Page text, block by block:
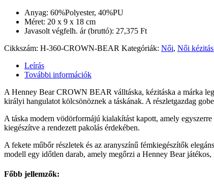
Anyag: 60%Polyester, 40%PU
Méret: 20 x 9 x 18 cm
Javasolt végfelh. ár (bruttó): 27,375 Ft
Cikkszám: H-360-CROWN-BEAR Kategóriák: Női, Női
Leírás
További információk
A Henney Bear CROWN BEAR válltáska, kézitáska a márka
királyi hangulatot kölcsönöznek a táskának. A részletgazdag
A táska modern vödörformájú kialakítást kapott, amely
kiegészítve a rendezett pakolás érdekében.
A fekete műbőr részletek és az aranyszínű fémkiegészítők
modell egy időtlen darab, amely megőrzi a Henney Bear
Főbb jellemzők: